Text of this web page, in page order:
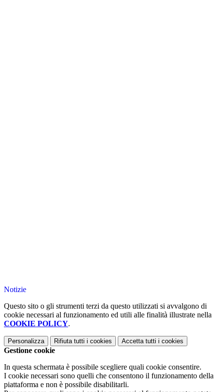
Notizie
Questo sito o gli strumenti terzi da questo utilizzati si avvalgono di
cookie necessari al funzionamento ed utili alle finalità illustrate nella
COOKIE POLICY.
Personalizza Rifiuta tutti i cookies Accetta tutti i cookies
Gestione cookie
In questa schermata è possibile scegliere quali cookie consentire.
I cookie necessari sono quelli che consentono il funzionamento della
piattaforma e non è possibile disabilitarli.